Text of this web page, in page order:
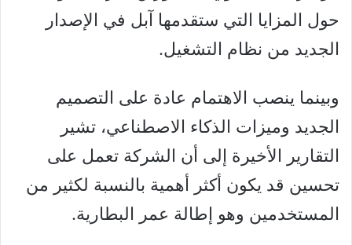
حول المزايا التي ستقدمها آبل في الإصدار
الجديد من نظام التشغيل.
وبينما ينصب الاهتمام عادة على التصميم
الجديد وميزات الذكاء الاصطناعي، تشير
التقارير الأخيرة إلى أن الشركة تعمل على
تحسين قد يكون أكثر أهمية بالنسبة لكثير من
المستخدمين وهو إطالة عمر البطارية.